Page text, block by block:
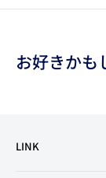
お好きかも
LINK